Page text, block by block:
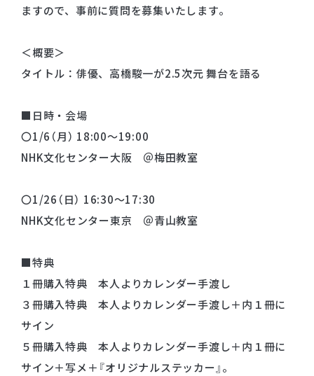
ますので、事前に質問を募集いたします。
＜概要＞
タイトル：俳優、高橋駿一が2.5次元 舞台を語る
■日時・会場
〇1/6（月） 18:00～19:00
NHK文化センター大阪 ＠梅田教室
〇1/26（日） 16:30～17:30
NHK文化センター東京 ＠青山教室
■特典
１冊購入特典 本人よりカレンダー手渡し
３冊購入特典 本人よりカレンダー手渡し＋内１冊に
サイン
５冊購入特典 本人よりカレンダー手渡し＋内１冊に
サイン＋写メ＋『オリジナルステッカー』。